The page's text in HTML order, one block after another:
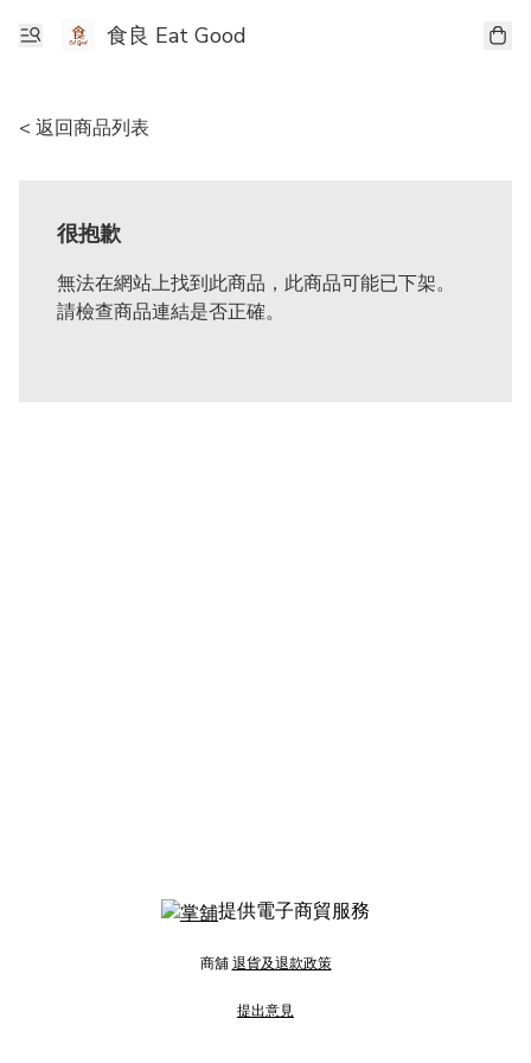
食良 Eat Good
< 返回商品列表
很抱歉
無法在網站上找到此商品，此商品可能已下架。
請檢查商品連結是否正確。
提供電子商貿服務
商舖退貨及退款政策
提出意見